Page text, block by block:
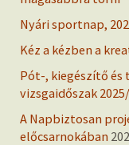
Nyári sportnap,
Kéz a kézben a
Pót-, kiegészítő és
vizsgaidőszak
A Napbiztosan
előcsarnokában